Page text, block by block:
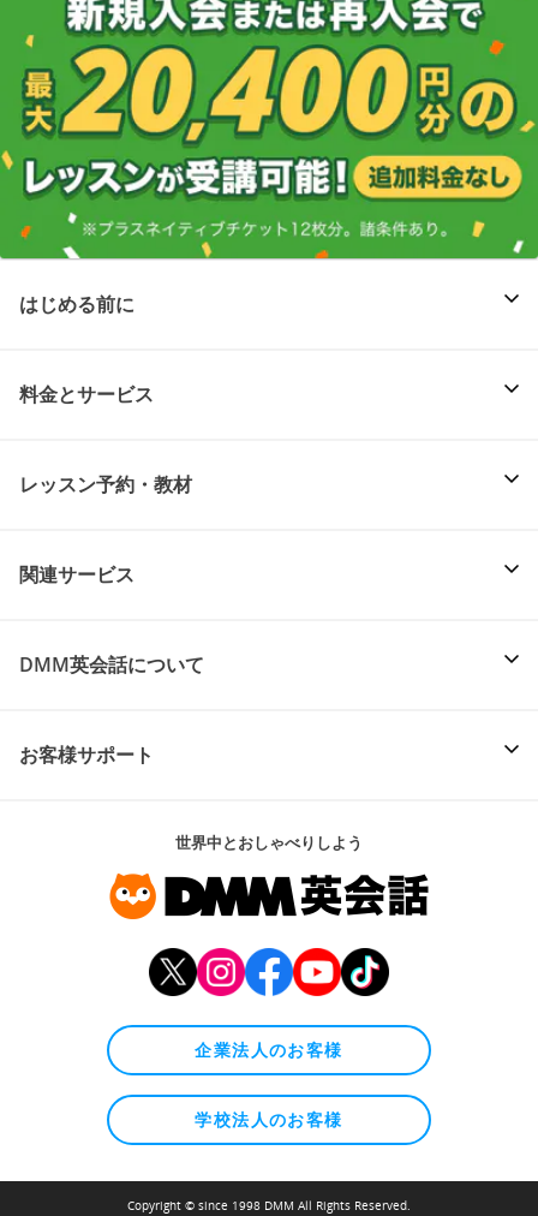
はじめる前に
料金とサービス
レッスン予約・教材
関連サービス
DMM英会話について
お客様サポート
世界中とおしゃべりしよう
企業法人のお客様
学校法人のお客様
Copyright © since 1998 DMM All Rights Reserved.